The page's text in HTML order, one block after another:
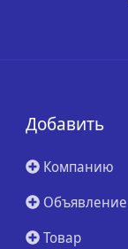
Добавить
Компанию
Объявление
Товар